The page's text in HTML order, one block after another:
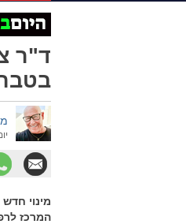
ד"ר
יום
מינוי
המרכז